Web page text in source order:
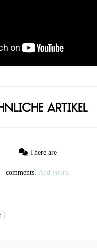
Artikel
comments. Add yours.